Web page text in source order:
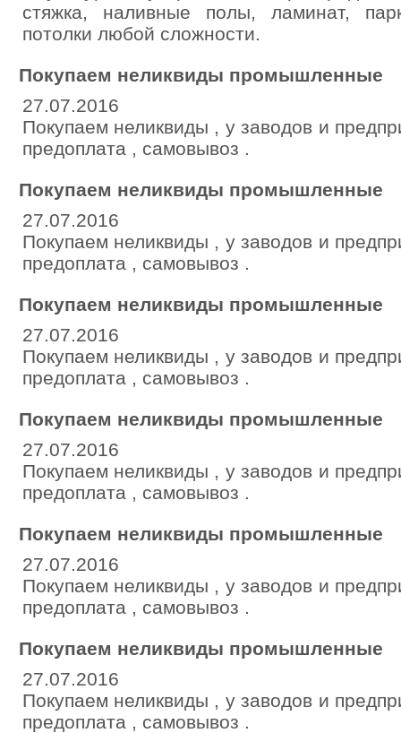
стяжка, наливные полы, ламинат,
потолки любой сложности.
Покупаем неликвиды промышленные
27.07.2016
Покупаем неликвиды , у заводов и
предоплата , самовывоз .
Покупаем неликвиды промышленные
27.07.2016
Покупаем неликвиды , у заводов и
предоплата , самовывоз .
Покупаем неликвиды промышленные
27.07.2016
Покупаем неликвиды , у заводов и
предоплата , самовывоз .
Покупаем неликвиды промышленные
27.07.2016
Покупаем неликвиды , у заводов и
предоплата , самовывоз .
Покупаем неликвиды промышленные
27.07.2016
Покупаем неликвиды , у заводов и
предоплата , самовывоз .
Покупаем неликвиды промышленные
27.07.2016
Покупаем неликвиды , у заводов и
предоплата , самовывоз .